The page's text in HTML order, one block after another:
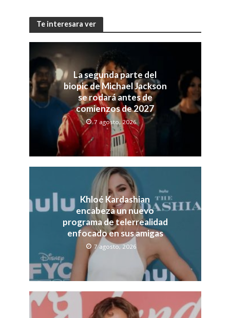
Te interesara ver
La segunda parte del
biopic de Michael Jackson
se rodará antes de
comienzos de 2027
7 agosto, 2026
Khloé Kardashian
encabeza un nuevo
programa de telerrealidad
enfocado en sus amigas
7 agosto, 2026